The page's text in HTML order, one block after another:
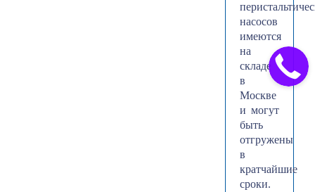
насосов
имеются
на
складе
в
Москве
и могут
быть
отгружены
в
кратчайшие
сроки.